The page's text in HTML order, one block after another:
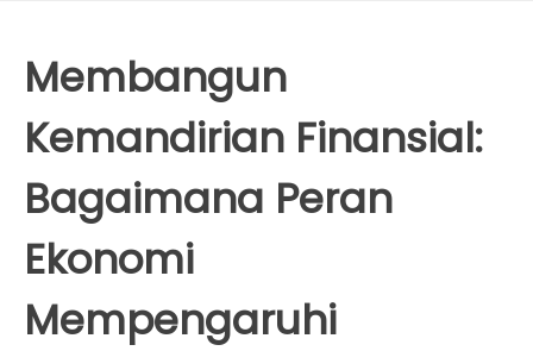
Membangun
Kemandirian Finansial:
Bagaimana Peran
Ekonomi
Mempengaruhi